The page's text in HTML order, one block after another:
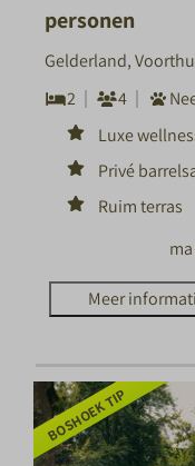
personen
Gelderland,
2
4
Luxe
Privé
Ruim terras
Meer
BOSHOEK TIP